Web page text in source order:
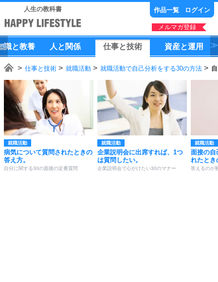
人生の教科書 作品一覧 ログイン
メルマガ登録
識と教養 人 と 関係 仕事と技術 資産と運用
仕事と技術 就職活動 就職活動で自己分析をする30の方法
就職活動
病気について質問されたときの
答え方。
自分に関する30の面接の定番質問
就職活動
企業説明会に出席すれば、1つ
は質問したい。
企業説明会で心がけたい30のマナー
就職活動
面接の自
れたとき
答えるのが